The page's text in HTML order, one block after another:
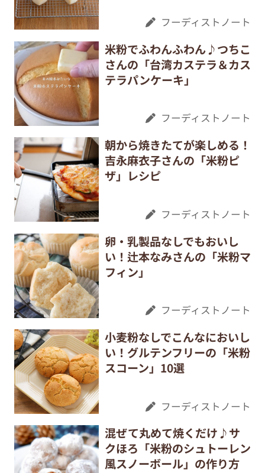
フーディストノート
米粉でふわんふわん♪つちこ
さんの「台湾カステラ＆カス
テラパンケーキ」
フーディストノート
朝から焼きたてが楽しめる！
吉永麻衣子さんの「米粉ピ
ザ」レシピ
フーディストノート
卵・乳製品なしでもおいし
い！辻本なみさんの「米粉マ
フィン」
フーディストノート
小麦粉なしでこんなにおいし
い！グルテンフリーの「米粉
スコーン」10選
フーディストノート
混ぜて丸めて焼くだけ♪サ
クほろ「米粉のシュトーレン
風スノーボール」の作り方